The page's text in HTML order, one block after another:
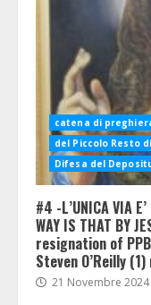
catena di
del Piccolo Resto
Difesa del
#4 -L’UNICA VIA
WAY IS THAT BY
resignation of
Steven O’Reilly
21 Novembre 2024